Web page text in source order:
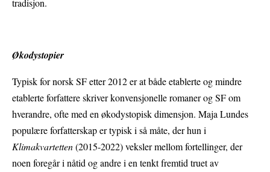
tradisjon.
Økodystopier
Typisk for norsk SF etter 2012 er at både etablerte og mindre
etablerte forfattere skriver konvensjonelle romaner og SF om
hverandre, ofte med en økodystopisk dimensjon. Maja Lundes
populære forfatterskap er typisk i så måte, der hun i
Klimakvartetten(2015-2022) veksler mellom fortellinger, der
noen foregår i nåtid og andre i en tenkt fremtid truet av